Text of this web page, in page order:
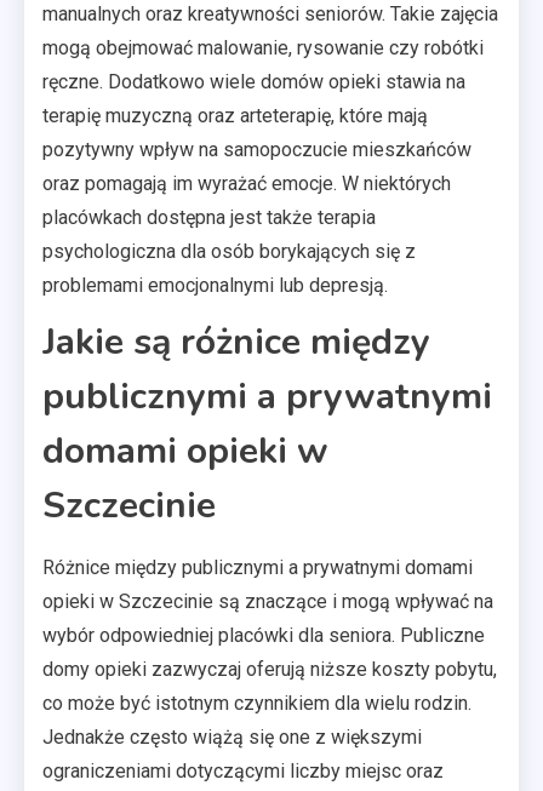
manualnych oraz kreatywności seniorów. Takie zajęcia
mogą obejmować malowanie, rysowanie czy robótki
ręczne. Dodatkowo wiele domów opieki stawia na
terapię muzyczną oraz arteterapię, które mają
pozytywny wpływ na samopoczucie mieszkańców
oraz pomagają im wyrażać emocje. W niektórych
placówkach dostępna jest także terapia
psychologiczna dla osób borykających się z
problemami emocjonalnymi lub depresją.
Jakie są różnice między
publicznymi a prywatnymi
domami opieki w
Szczecinie
Różnice między publicznymi a prywatnymi domami
opieki w Szczecinie są znaczące i mogą wpływać na
wybór odpowiedniej placówki dla seniora. Publiczne
domy opieki zazwyczaj oferują niższe koszty pobytu,
co może być istotnym czynnikiem dla wielu rodzin.
Jednakże często wiążą się one z większymi
ograniczeniami dotyczącymi liczby miejsc oraz